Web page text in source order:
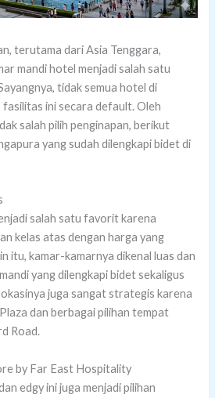
terutama dari Asia Tenggara,
mandi hotel menjadi salah satu
tidak semua hotel di
fasilitas ini secara default. Oleh
salah pilih penginapan, berikut
yang sudah dilengkapi bidet di
salah satu favorit karena
kelas atas dengan harga yang
itu, kamar-kamarnya dikenal luas dan
yang dilengkapi bidet sekaligus
juga sangat strategis karena
dan berbagai pilihan tempat
Road.
by Far East Hospitality
edgy ini juga menjadi pilihan